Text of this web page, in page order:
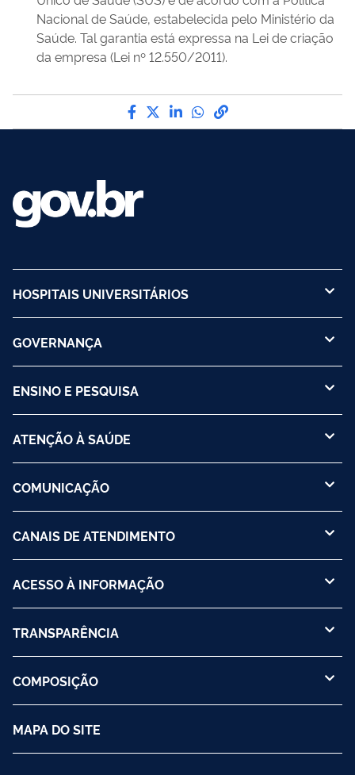
Nacional de Saúde, estabelecida pelo Ministério da
Saúde. Tal garantia está expressa na Lei de criação
da empresa (Lei nº 12.550/2011).
Compartilhe por Facebook
Compartilhe por Twitter
Compartilhe por
Compartilhe por
link para Copiar
HOSPITAIS UNIVERSITÁRIOS
GOVERNANÇA
ENSINO E PESQUISA
ATENÇÃO À SAÚDE
COMUNICAÇÃO
CANAIS DE ATENDIMENTO
ACESSO À INFORMAÇÃO
TRANSPARÊNCIA
COMPOSIÇÃO
MAPA DO SITE